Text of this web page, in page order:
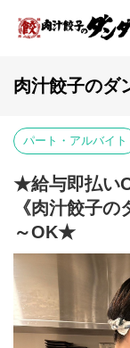
肉汁餃子のダ
パート・アルバイト
★給与即払い
《肉汁餃子
～OK★